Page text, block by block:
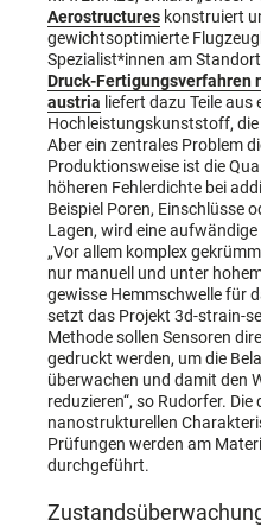
Aerostructures konstruiert
gewichtsoptimierte
Spezialist*innen am
Druck-Fertigungsverfahren
austria liefert dazu Teile aus
Hochleistungskunststoff,
Aber ein zentrales Problem
Produktionsweise ist die
höheren Fehlerdichte bei
Beispiel Poren, Einschlüsse
Lagen, wird eine
„Vor allem komplex
nur manuell und unter
gewisse Hemmschwelle für
setzt das Projekt 3d-strain-
Methode sollen Sensoren
gedruckt werden, um die
überwachen und damit den
reduzieren“, so Rudorfer.
nanostrukturellen
Prüfungen werden am
durchgeführt.